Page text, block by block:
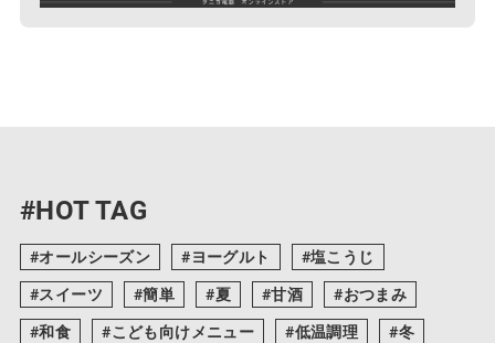
#HOT TAG
オールシーズン ヨーグルト
塩こうじ
スイーツ
簡単 夏 甘酒
おつまみ
和食
こども向けメニュー 低温調理
冬